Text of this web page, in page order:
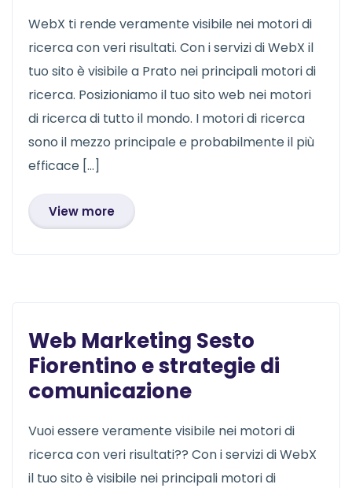
WebX ti rende veramente visibile nei motori di
ricerca con veri risultati. Con i servizi di WebX il
tuo sito è visibile a Prato nei principali motori di
ricerca. Posizioniamo il tuo sito web nei motori
di ricerca di tutto il mondo. I motori di ricerca
sono il mezzo principale e probabilmente il più
efficace […]
View more
Web Marketing Sesto
Fiorentino e strategie di
comunicazione
Vuoi essere veramente visibile nei motori di
ricerca con veri risultati?? Con i servizi di WebX
il tuo sito è visibile nei principali motori di